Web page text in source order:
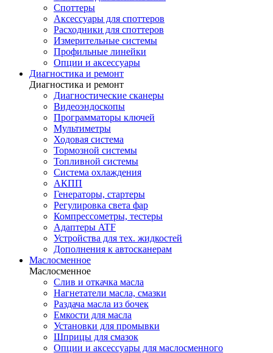
Споттеры
Аксессуары для споттеров
Расходники для споттеров
Измерительные системы
Профильные линейки
Опции и аксессуары
Диагностика и ремонт
Диагностика и ремонт
Диагностические сканеры
Видеоэндоскопы
Программаторы ключей
Мультиметры
Ходовая система
Тормозной системы
Топливной системы
Система охлаждения
АКПП
Генераторы, стартеры
Регулировка света фар
Компрессометры, тестеры
Адаптеры ATF
Устройства для тех. жидкостей
Дополнения к автосканерам
Маслосменное
Маслосменное
Слив и откачка масла
Нагнетатели масла, смазки
Раздача масла из бочек
Емкости для масла
Установки для промывки
Шприцы для смазок
Опции и аксессуары для маслосменного